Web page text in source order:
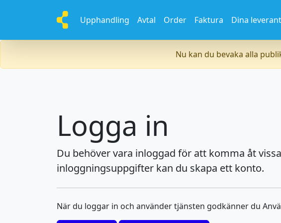
Upphandling Avtal Order Faktura Dina
Nu kan du bevaka alla
Logga in
Du behöver vara inloggad för att komma åt
inloggningsuppgifter kan du skapa ett konto.
När du loggar in och använder tjänsten godkänner du